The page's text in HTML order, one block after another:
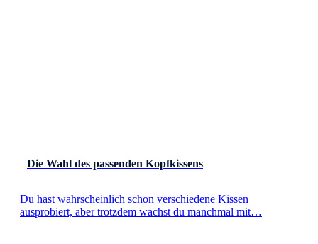
Die Wahl des passenden Kopfkissens
Du hast wahrscheinlich schon verschiedene Kissen
ausprobiert, aber trotzdem wachst du manchmal mit…